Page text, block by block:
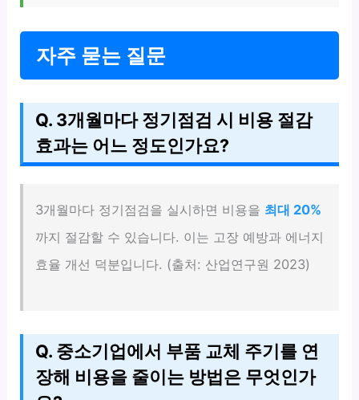
자주 묻는 질문
Q. 3개월마다 정기점검 시 비용 절감
효과는 어느 정도인가요?
3개월마다 정기점검을 실시하면 비용을 최대 20%
까지 절감할 수 있습니다. 이는 고장 예방과 에너지
효율 개선 덕분입니다. (출처: 산업연구원 2023)
Q. 중소기업에서 부품 교체 주기를 연
장해 비용을 줄이는 방법은 무엇인가